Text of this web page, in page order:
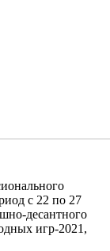
с 22 по 27
десантного
игр-2021,